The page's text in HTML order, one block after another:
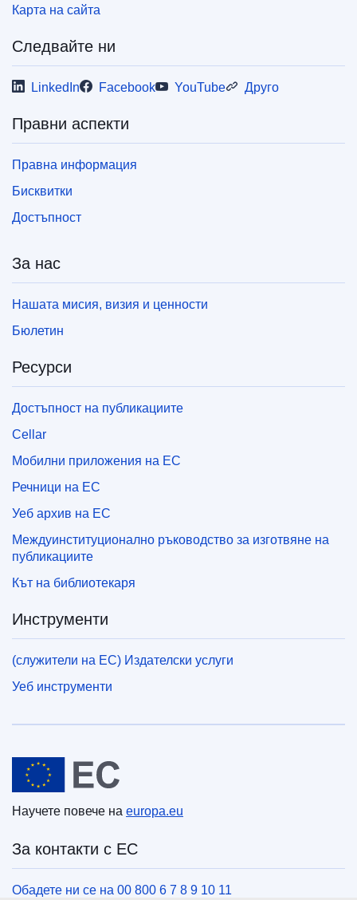
Показване на всички издания от тази поредица
Карта на сайта
Следвайте ни
LinkedIn Facebook YouTube Друго
Правни аспекти
Правна информация
Бисквитки
Достъпност
За нас
Нашата мисия, визия и ценности
Бюлетин
Ресурси
Достъпност на публикациите
Cellar
Мобилни приложения на ЕС
Речници на ЕС
Уеб архив на ЕС
Междуинституционално ръководство за изготвяне на
публикациите
Кът на библиотекаря
Инструменти
(служители на ЕС) Издателски услуги
Уеб инструменти
Европейски съюз
Научете повече на europa.eu
За контакти с ЕС
Обадете ни се на 00 800 6 7 8 9 10 11